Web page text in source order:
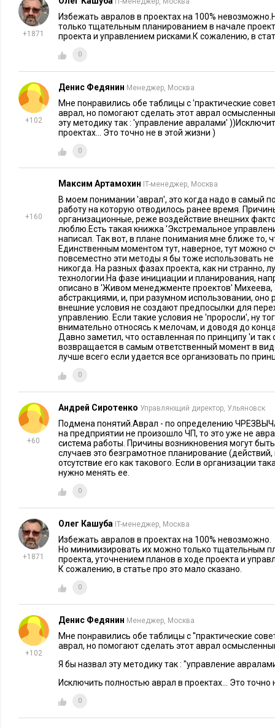
Работайте над всеми
задачами, о которых вас
Если вы позволите людям,
нагружать вас делами, вы
Всегда работайте над
проблемой с ближайшим
сроком рассмотрения
Если вы работаете над
истекает первым, все
конце концов тоже
сроки под ним тоже подходят к
Действуете по принципу:
срочность задачи зависит
от должности человека,
поставившего ее.
Иногда это верно, иногда – нет.
Решение проблем
Практические методы Подумайте
Добивайтесь того, чтобы все, кого это
касается или может помочь, пришли на
собрание. Прежде чем действовать, побольше
консультируйтесь и рассказывайте о своей
задаче.
Все эти
Ставьте сжатые сроки, чтобы люди работали
интенсивнее.
давлением
при этом
правила.
Если вы не можете решить проблему
полностью, сделайте, что можете.
Это
Поручайте все сложные проблемы самому
лучшему специалисту.
Давайте полную свободу действия при
решении проблем людям, которым доверяете.
Вы не
решения
Самая плохая новость заключается в том, что в условиях
решать проблемы не просто неэффективно, а неверно. У
чтобы докопаться до истинных причин, — и они делают
интуиции. Бессистемные изменения чреваты и более
могут привести к возникновению новых проблем на
Но, к счастью, существуют способы, позволяющие не
Аврал можно предотвратить
+1871
Избежать авралов в проектах на 100%
только тщательным планированием в начале
проекта и управлением рисками.К сожалению, в
0
+102
Денис Федянин Менеджер, Москва
Мне понравились обе таблицы с 'практические
аврал, но помогают сделать этот аврал
эту методику так : 'управление авралами'
проектах... Это точно не в этой жизни )
0
+160
Максим Артамохин IT-менеджер, Москва
В моем понимании 'аврал', это когда надо в самый
работу на которую отводилось ранее время.
организационные, реже воздействие внешних
люблю.Есть такая книжка 'Экстремальное
написал. Так вот, в плане понимания мне ближе то,
Единственным моментом тут, наверное, тут можно
повсеместно эти методы я бы тоже использовать
никогда. На разных фазах проекта, как ни странно,
технологии.На фазе инициации и планирования,
описано в 'Живом менеджменте проектов' Михеева,
абстракциями, и, при разумном использовании, оно
внешние условия не создают предпосылки для
управлению. Если такие условия не 'проросли', ну
внимательно относясь к мелочам, и доводя до
Давно заметил, что оставленная по принципу 'и так
возвращается в самым ответственный момент в
лучше всего если удается все организовать по
0
+60
Андрей Сиротенко Управляющий директор, Ульяновск
Подмена понятий.Аврал - по определению
на предприятии не произошло ЧП, то это уже не
система работы. Причины возникновения могут
случаев это безграмотное планирование
отсутствие его как такового. Если в организации
нужно менять ее.
0
+1871
Олег Кашуба IT-менеджер, Москва
Избежать авралов в проектах на 100% невозможно.
Но минимизировать их можно только тщательным
проекта, уточнением планов в ходе проекта и
К сожалению, в статье про это мало сказано.
0
+102
Денис Федянин Менеджер, Москва
Мне понравились обе таблицы с ''практические
аврал, но помогают сделать этот аврал
Я бы назвал эту методику так : ''управление
Исключить полностью аврал в проектах... Это точно
0